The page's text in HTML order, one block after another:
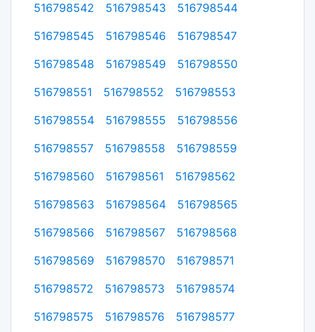
516798542
516798543
516798544
516798545
516798546
516798547
516798548
516798549
516798550
516798551
516798552
516798553
516798554
516798555
516798556
516798557
516798558
516798559
516798560
516798561
516798562
516798563
516798564
516798565
516798566
516798567
516798568
516798569
516798570
516798571
516798572
516798573
516798574
516798575
516798576 516798577